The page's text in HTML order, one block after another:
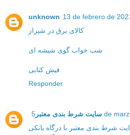
unknown 13 de febrero de
کالای برق در شیراز
شب خواب گوی شیشه ای
فیش کتابی
Responder
سایت شرط بندی معتبر 5 de
شرط بندی معتبر با درگاه بانکی